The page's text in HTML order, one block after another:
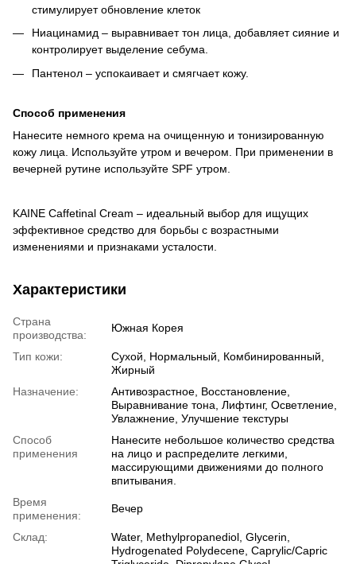
стимулирует обновление клеток
Ниацинамид – выравнивает тон лица, добавляет сияние и
контролирует выделение себума.
Пантенол – успокаивает и смягчает кожу.
Способ применения
Нанесите немного крема на очищенную и тонизированную
кожу лица. Используйте утром и вечером. При применении в
вечерней рутине используйте SPF утром.
KAINE Caffetinal Cream – идеальный выбор для ищущих
эффективное средство для борьбы с возрастными
изменениями и признаками усталости.
Характеристики
Страна
производства:
Южная Корея
Тип кожи:
Сухой, Нормальный, Комбинированный,
Жирный
Назначение:
Антивозрастное, Восстановление,
Выравнивание тона, Лифтинг, Осветление,
Увлажнение, Улучшение текстуры
Способ
применения
Нанесите небольшое количество средства
на лицо и распределите легкими,
массирующими движениями до полного
впитывания.
Время
применения:
Вечер
Склад:
Water, Methylpropanediol, Glycerin,
Hydrogenated Polydecene, Caprylic/Capric